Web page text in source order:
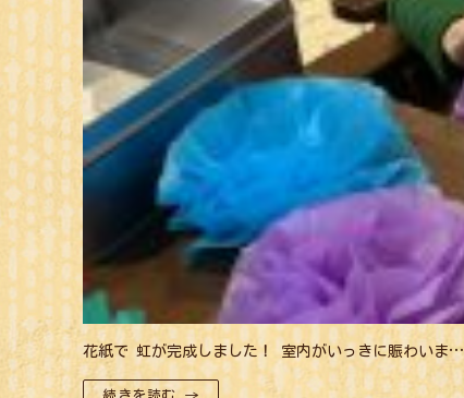
花紙で 虹が完成しました！ 室内がいっきに賑わいま…
続きを読む →